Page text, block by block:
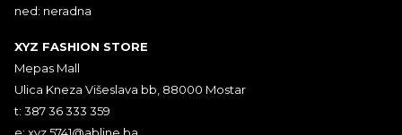
ned: neradna
XYZ FASHION STORE
Mepas Mall
Ulica Kneza Višeslava bb, 88000 Mostar
t: 387 36 333 359
e: xyz.5741@abline.ba